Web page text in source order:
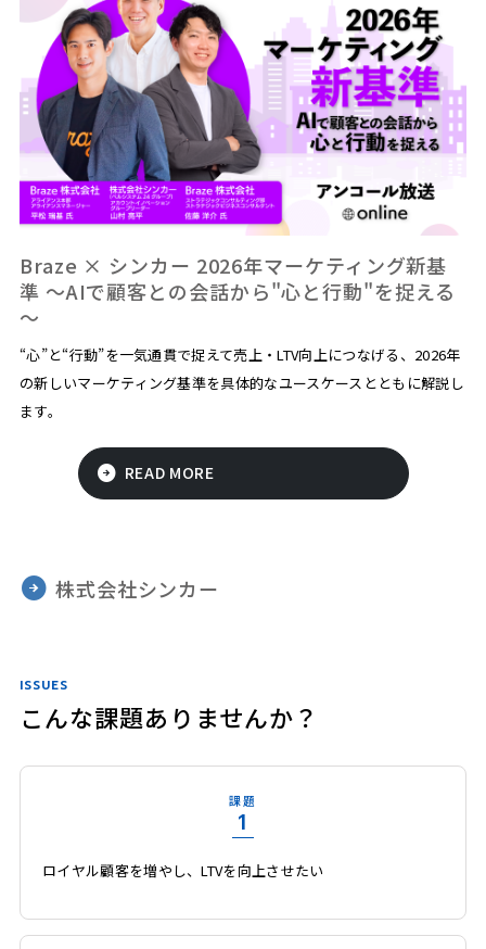
Braze × シンカー 2026年マーケティング新基
準 ～AIで顧客との会話から"心と行動"を捉える
～
“心”と“行動”を一気通貫で捉えて売上・LTV向上につなげる、2026年
の新しいマーケティング基準を具体的なユースケースとともに解説し
ます。
READ MORE
株式会社シンカー
ISSUES
こんな課題ありませんか？
課題
1
ロイヤル顧客を増やし、LTVを向上させたい